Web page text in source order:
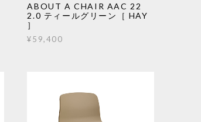
ABOUT A CHAIR AAC 22
2.0 ティールグリーン［ HAY
］
¥59,400